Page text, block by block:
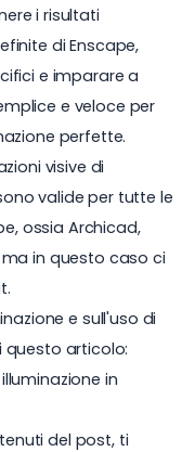
i risultati
di Enscape,
e imparare a
e veloce per
perfette.
visive di
valide per tutte le
ossia Archicad,
ma in questo caso ci
e sull'uso di
questo articolo:
in
del post, ti